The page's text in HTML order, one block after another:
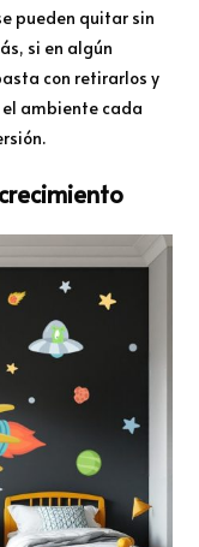
pueden quitar sin
si en algún
con retirarlos y
el ambiente cada